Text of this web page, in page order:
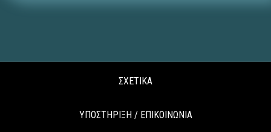
ΣΧΕΤΙΚΑ
ΥΠΟΣΤΗΡΙΞΗ / ΕΠΙΚΟΙΝΩΝΙΑ